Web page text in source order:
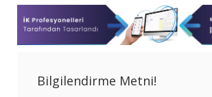
Bilgilendirme Metni!